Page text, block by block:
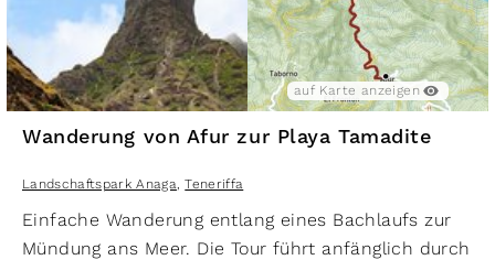
auf Karte anzeigen
Wanderung von Afur zur Playa Tamadite
Landschaftspark Anaga, Teneriffa
Einfache Wanderung entlang eines Bachlaufs zur
Mündung ans Meer. Die Tour führt anfänglich durch